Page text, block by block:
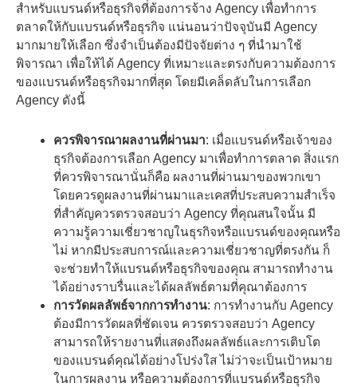
สำหรับแบรนด์หรือธุรกิจที่ต้องการจ้าง Agency เพื่อทำการ
ตลาดให้กับแบรนด์หรือธุรกิจ แน่นอนว่าปัจจุบันมี Agency
มากมายให้เลือก ซึ่งจำเป็นต้องมีปัจจัยต่าง ๆ ที่นำมาใช้
พิจารณา เพื่อให้ได้ Agency ที่เหมาะและตรงกับความต้องการ
ของแบรนด์หรือธุรกิจมากที่สุด โดยมีเคล็ดลับในการเลือก
Agency ดังนี้
ควรพิจารณาผลงานที่ผ่านมา: เมื่อแบรนด์หรือเจ้าของ
ธุรกิจต้องการเลือก Agency มาเพื่อทำการตลาด สิ่งแรก
ที่ควรพิจารณานั่นก็คือ ผลงานที่ผ่านมาของพวกเขา
โดยควรดูผลงานที่ผ่านมาและเคสที่ประสบความสำเร็จ
ที่สำคัญควรตรวจสอบว่า Agency ที่คุณสนใจนั้น มี
ความรู้ความเชี่ยวชาญในธุรกิจหรือแบรนด์ของคุณหรือ
ไม่ หากมีประสบการณ์และความเชี่ยวชาญที่ตรงกัน ก็
จะช่วยทำให้แบรนด์หรือธุรกิจของคุณ สามารถทำงาน
ได้อย่างราบรื่นและได้ผลลัพธ์ตามที่คุณาต้องการ
การวัดผลลัพธ์จากการทำงาน: การทำงานกับ Agency
ต้องมีการวัดผลที่ชัดเจน ควรตรวจสอบว่า Agency
สามารถให้รายงานที่แสดงถึงผลลัพธ์และการเติบโต
ของแบรนด์คุณได้อย่างโปร่งใส ไม่ว่าจะเป็นเป้าหมาย
ในการผลงาน หรือความต้องการที่แบรนด์หรือธุรกิจ